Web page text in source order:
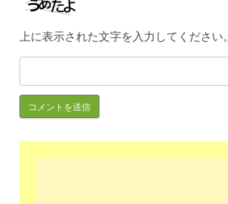
上に表示された文字を入力してください。